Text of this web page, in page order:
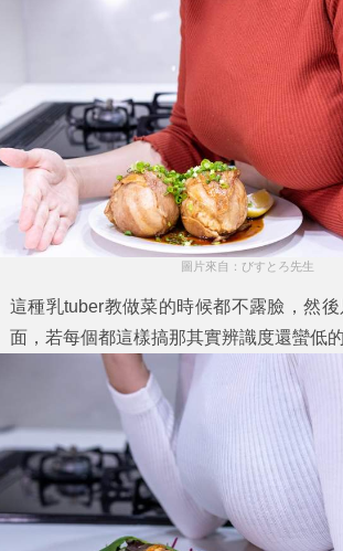
圖片來自：びすとろ先生
這種乳tuber教做菜的時候都不露臉，然
面，若每個都這樣搞那其實辨識度還蠻低